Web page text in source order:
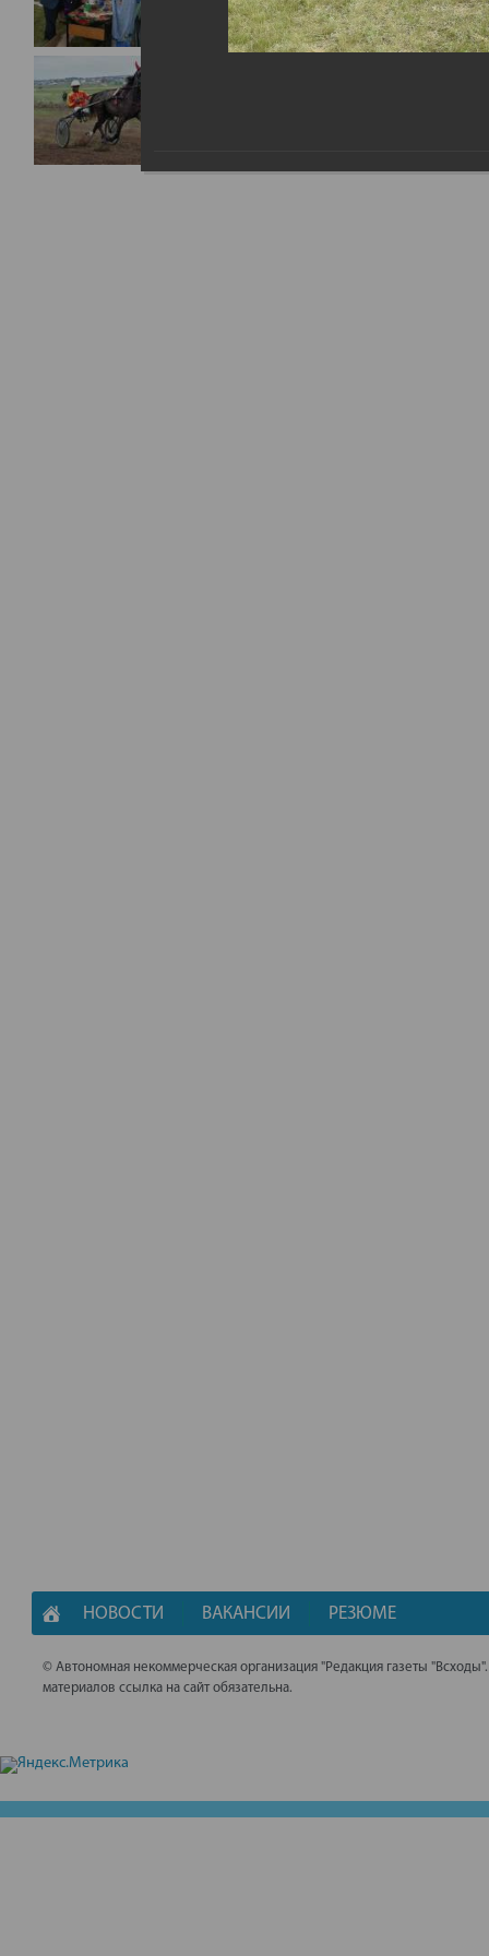
НОВОСТИ ВАКАНСИИ РЕЗЮМЕ
© Автономная некоммерческая организация "Редакция газеты
материалов ссылка на сайт обязательна.